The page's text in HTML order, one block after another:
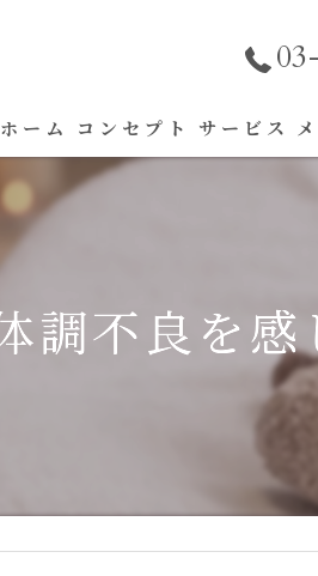
ホーム コンセプト サービス
調不良を感